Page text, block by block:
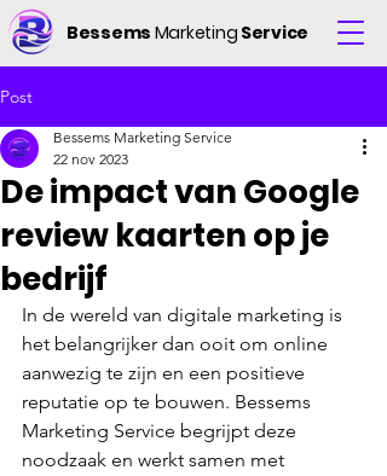
Bessems Marketing Service
Post
De impact van Google
review kaarten op je
bedrijf
Bessems Marketing Service
22 nov 2023
In de wereld van digitale marketing is
het belangrijker dan ooit om online
aanwezig te zijn en een positieve
reputatie op te bouwen. Bessems
Marketing Service begrijpt deze
noodzaak en werkt samen met